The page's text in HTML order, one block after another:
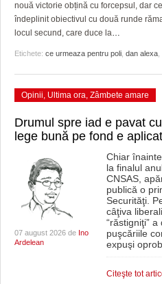
ZIARISTU’ DE TERASĂ
FINANŢĂRI DE LA A LA Z
PE SURSE
UNDE MERGEM
CLIPURI VIDEO
JOCURI ONLINE
ANUNŢURI
CULTURA
INVATAMANT
JUSTITIE
FILME DOCUMENTARE
CLIPURI VIDEO
JOCURI ONLINE
FARMACII DIN TIMIŞOARA
nouă victorie obțină cu forcepsul, dar
îndeplinit obiectivul cu două runde
locul secund, care duce la…
Etichete: ce urmeaza pentru poli dan alexa
Opinii, Ultima ora, Zâmbete amare
Drumul spre iad e pavat
lege bună pe fond e
07 august 2026 de Ino
Ardelean
Chiar
la finalul
CNSAS,
publică o
Securităţi.
câţiva
“răstigniţi”
puşcăriile
expuşi
Citeşte tot